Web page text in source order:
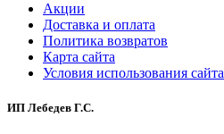
Акции
Доставка и оплата
Политика возвратов
Карта сайта
Условия использования сайта
ИП Лебедев Г.С.